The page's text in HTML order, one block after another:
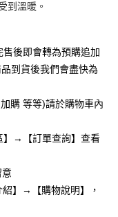
付方式。 讓您購物簡單
到溫暖。
後即會轉為預購追加
到貨後我們會盡快為
購 等等)請於購物車內
】→【訂單查詢】查看
】→【購物說明】，